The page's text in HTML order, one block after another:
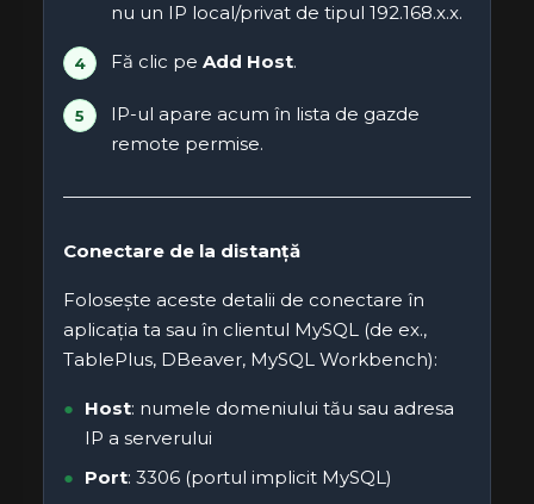
nu un IP local/privat de tipul 192.168.x.x.
Fă clic pe Add Host.
IP-ul apare acum în lista de gazde
remote permise.
Conectare de la distanță
Folosește aceste detalii de conectare în
aplicația ta sau în clientul MySQL (de ex.,
TablePlus, DBeaver, MySQL Workbench):
Host: numele domeniului tău sau adresa
IP a serverului
Port: 3306 (portul implicit MySQL)